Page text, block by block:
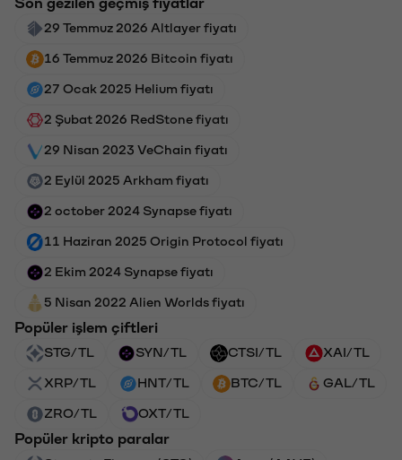
29 Temmuz 2026 Altlayer fiyatı
16 Temmuz 2026 Bitcoin fiyatı
27 Ocak 2025 Helium fiyatı
2 Şubat 2026 RedStone fiyatı
29 Nisan 2023 VeChain fiyatı
2 Eylül 2025 Arkham fiyatı
2 october 2024 Synapse fiyatı
11 Haziran 2025 Origin Protocol fiyatı
2 Ekim 2024 Synapse fiyatı
5 Nisan 2022 Alien Worlds fiyatı
Popüler işlem çiftleri
STG/TL SYN/TL CTSI/TL XAI/TL
XRP/TL HNT/TL BTC/TL GAL/TL
ZRO/TL OXT/TL
Popüler kripto paralar